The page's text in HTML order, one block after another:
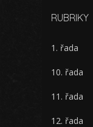
RUBRIKY
1. řada
10. řada
11. řada
12. řada